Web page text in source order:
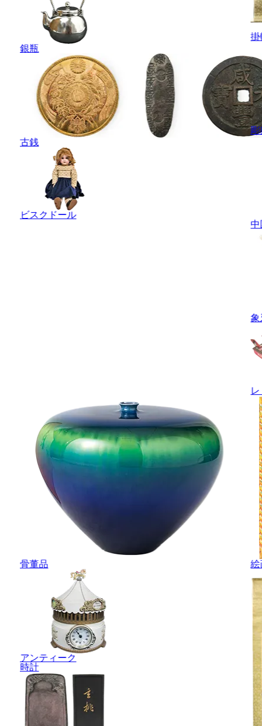
銀瓶
古銭
ビスクドール
掛
彫
中
象
骨董品
アンティーク
時計
絵